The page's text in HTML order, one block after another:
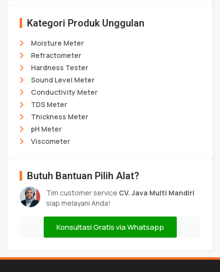
Kategori Produk Unggulan
Moisture Meter
Refractometer
Hardness Tester
Sound Level Meter
Conductivity Meter
TDS Meter
Thickness Meter
pH Meter
Viscometer
Butuh Bantuan Pilih Alat?
Tim customer service CV. Java Multi Mandiri
siap melayani Anda!
Konsultasi Gratis via Whatsapp